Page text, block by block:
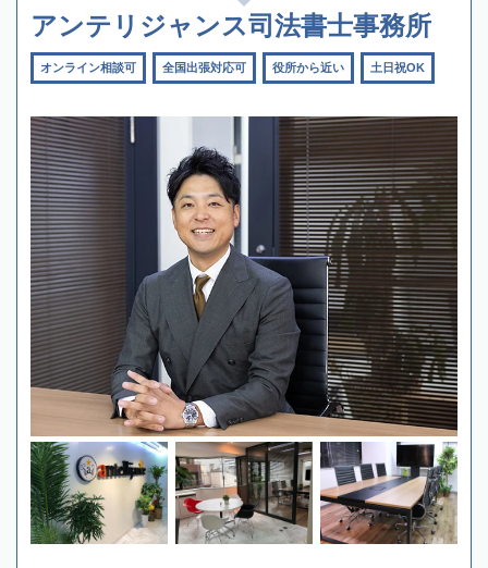
アンテリジャンス司法書士事務所
オンライン相談可 全国出張対応可 役所から近い 土日祝OK